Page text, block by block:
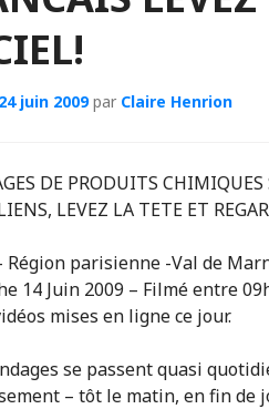
24 juin 2009par Claire Henrion
DE PRODUITS
LEVEZ LA TETE ET
Région parisienne -Val de
14 Juin 2009 – Filmé entre
mises en ligne ce jour.
se passent quasi
– tôt le matin, en fin de